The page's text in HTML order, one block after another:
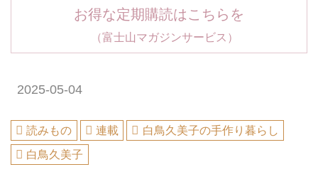
お得な定期購読はこちらを
（富士山マガジンサービス）
2025-05-04
読みもの 連載
白鳥久美子の手作り暮らし
白鳥久美子